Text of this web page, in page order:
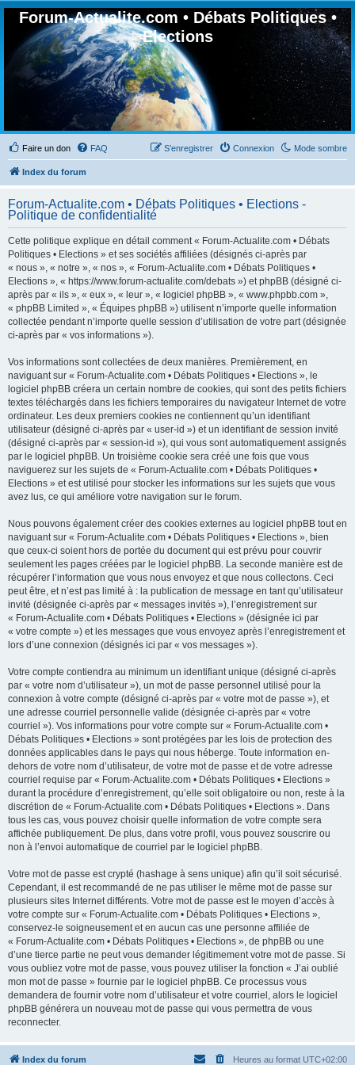
Forum-Actualite.com • Débats Politiques •
Elections
Faire un don Mode sombre
FAQ Connexion
S’enregistrer
Index du forum
Forum-Actualite.com • Débats Politiques • Elections -
Politique de confidentialité
Cette politique explique en détail comment « Forum-Actualite.com • Débats
Politiques • Elections » et ses sociétés affiliées (désignés ci-après par
« nous », « notre », « nos », « Forum-Actualite.com • Débats Politiques •
Elections », « https://www.forum-actualite.com/debats ») et phpBB (désigné ci-
après par « ils », « eux », « leur », « logiciel phpBB », « www.phpbb.com »,
« phpBB Limited », « Équipes phpBB ») utilisent n’importe quelle information
collectée pendant n’importe quelle session d’utilisation de votre part (désignée
ci-après par « vos informations »).
Vos informations sont collectées de deux manières. Premièrement, en
naviguant sur « Forum-Actualite.com • Débats Politiques • Elections », le
logiciel phpBB créera un certain nombre de cookies, qui sont des petits fichiers
textes téléchargés dans les fichiers temporaires du navigateur Internet de votre
ordinateur. Les deux premiers cookies ne contiennent qu’un identifiant
utilisateur (désigné ci-après par « user-id ») et un identifiant de session invité
(désigné ci-après par « session-id »), qui vous sont automatiquement assignés
par le logiciel phpBB. Un troisième cookie sera créé une fois que vous
naviguerez sur les sujets de « Forum-Actualite.com • Débats Politiques •
Elections » et est utilisé pour stocker les informations sur les sujets que vous
avez lus, ce qui améliore votre navigation sur le forum.
Nous pouvons également créer des cookies externes au logiciel phpBB tout en
naviguant sur « Forum-Actualite.com • Débats Politiques • Elections », bien
que ceux-ci soient hors de portée du document qui est prévu pour couvrir
seulement les pages créées par le logiciel phpBB. La seconde manière est de
récupérer l’information que vous nous envoyez et que nous collectons. Ceci
peut être, et n’est pas limité à : la publication de message en tant qu’utilisateur
invité (désignée ci-après par « messages invités »), l’enregistrement sur
« Forum-Actualite.com • Débats Politiques • Elections » (désignée ici par
« votre compte ») et les messages que vous envoyez après l’enregistrement et
lors d’une connexion (désignés ici par « vos messages »).
Votre compte contiendra au minimum un identifiant unique (désigné ci-après
par « votre nom d’utilisateur »), un mot de passe personnel utilisé pour la
connexion à votre compte (désigné ci-après par « votre mot de passe »), et
une adresse courriel personnelle valide (désignée ci-après par « votre
courriel »). Vos informations pour votre compte sur « Forum-Actualite.com •
Débats Politiques • Elections » sont protégées par les lois de protection des
données applicables dans le pays qui nous héberge. Toute information en-
dehors de votre nom d’utilisateur, de votre mot de passe et de votre adresse
courriel requise par « Forum-Actualite.com • Débats Politiques • Elections »
durant la procédure d’enregistrement, qu’elle soit obligatoire ou non, reste à la
discrétion de « Forum-Actualite.com • Débats Politiques • Elections ». Dans
tous les cas, vous pouvez choisir quelle information de votre compte sera
affichée publiquement. De plus, dans votre profil, vous pouvez souscrire ou
non à l’envoi automatique de courriel par le logiciel phpBB.
Votre mot de passe est crypté (hashage à sens unique) afin qu’il soit sécurisé.
Cependant, il est recommandé de ne pas utiliser le même mot de passe sur
plusieurs sites Internet différents. Votre mot de passe est le moyen d’accès à
votre compte sur « Forum-Actualite.com • Débats Politiques • Elections »,
conservez-le soigneusement et en aucun cas une personne affiliée de
« Forum-Actualite.com • Débats Politiques • Elections », de phpBB ou une
d’une tierce partie ne peut vous demander légitimement votre mot de passe. Si
vous oubliez votre mot de passe, vous pouvez utiliser la fonction « J’ai oublié
mon mot de passe » fournie par le logiciel phpBB. Ce processus vous
demandera de fournir votre nom d’utilisateur et votre courriel, alors le logiciel
phpBB générera un nouveau mot de passe qui vous permettra de vous
reconnecter.
Index du forum Heures au format UTC+02:00